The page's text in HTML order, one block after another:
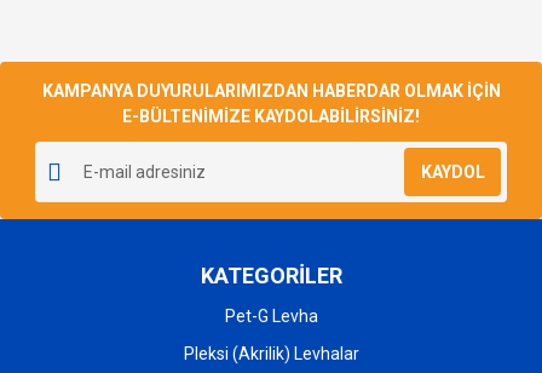
KAMPANYA DUYURULARIMIZDAN HABERDAR OLMAK İÇİN
E-BÜLTENİMİZE KAYDOLABİLİRSİNİZ!
KAYDOL
KATEGORİLER
Pet-G Levha
Pleksi (Akrilik) Levhalar